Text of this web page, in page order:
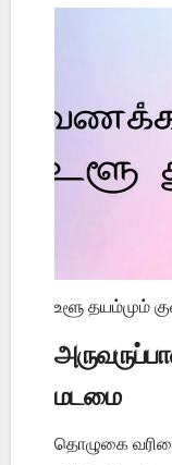
உளூ தயம்மும்
மடமை
தொழுகை